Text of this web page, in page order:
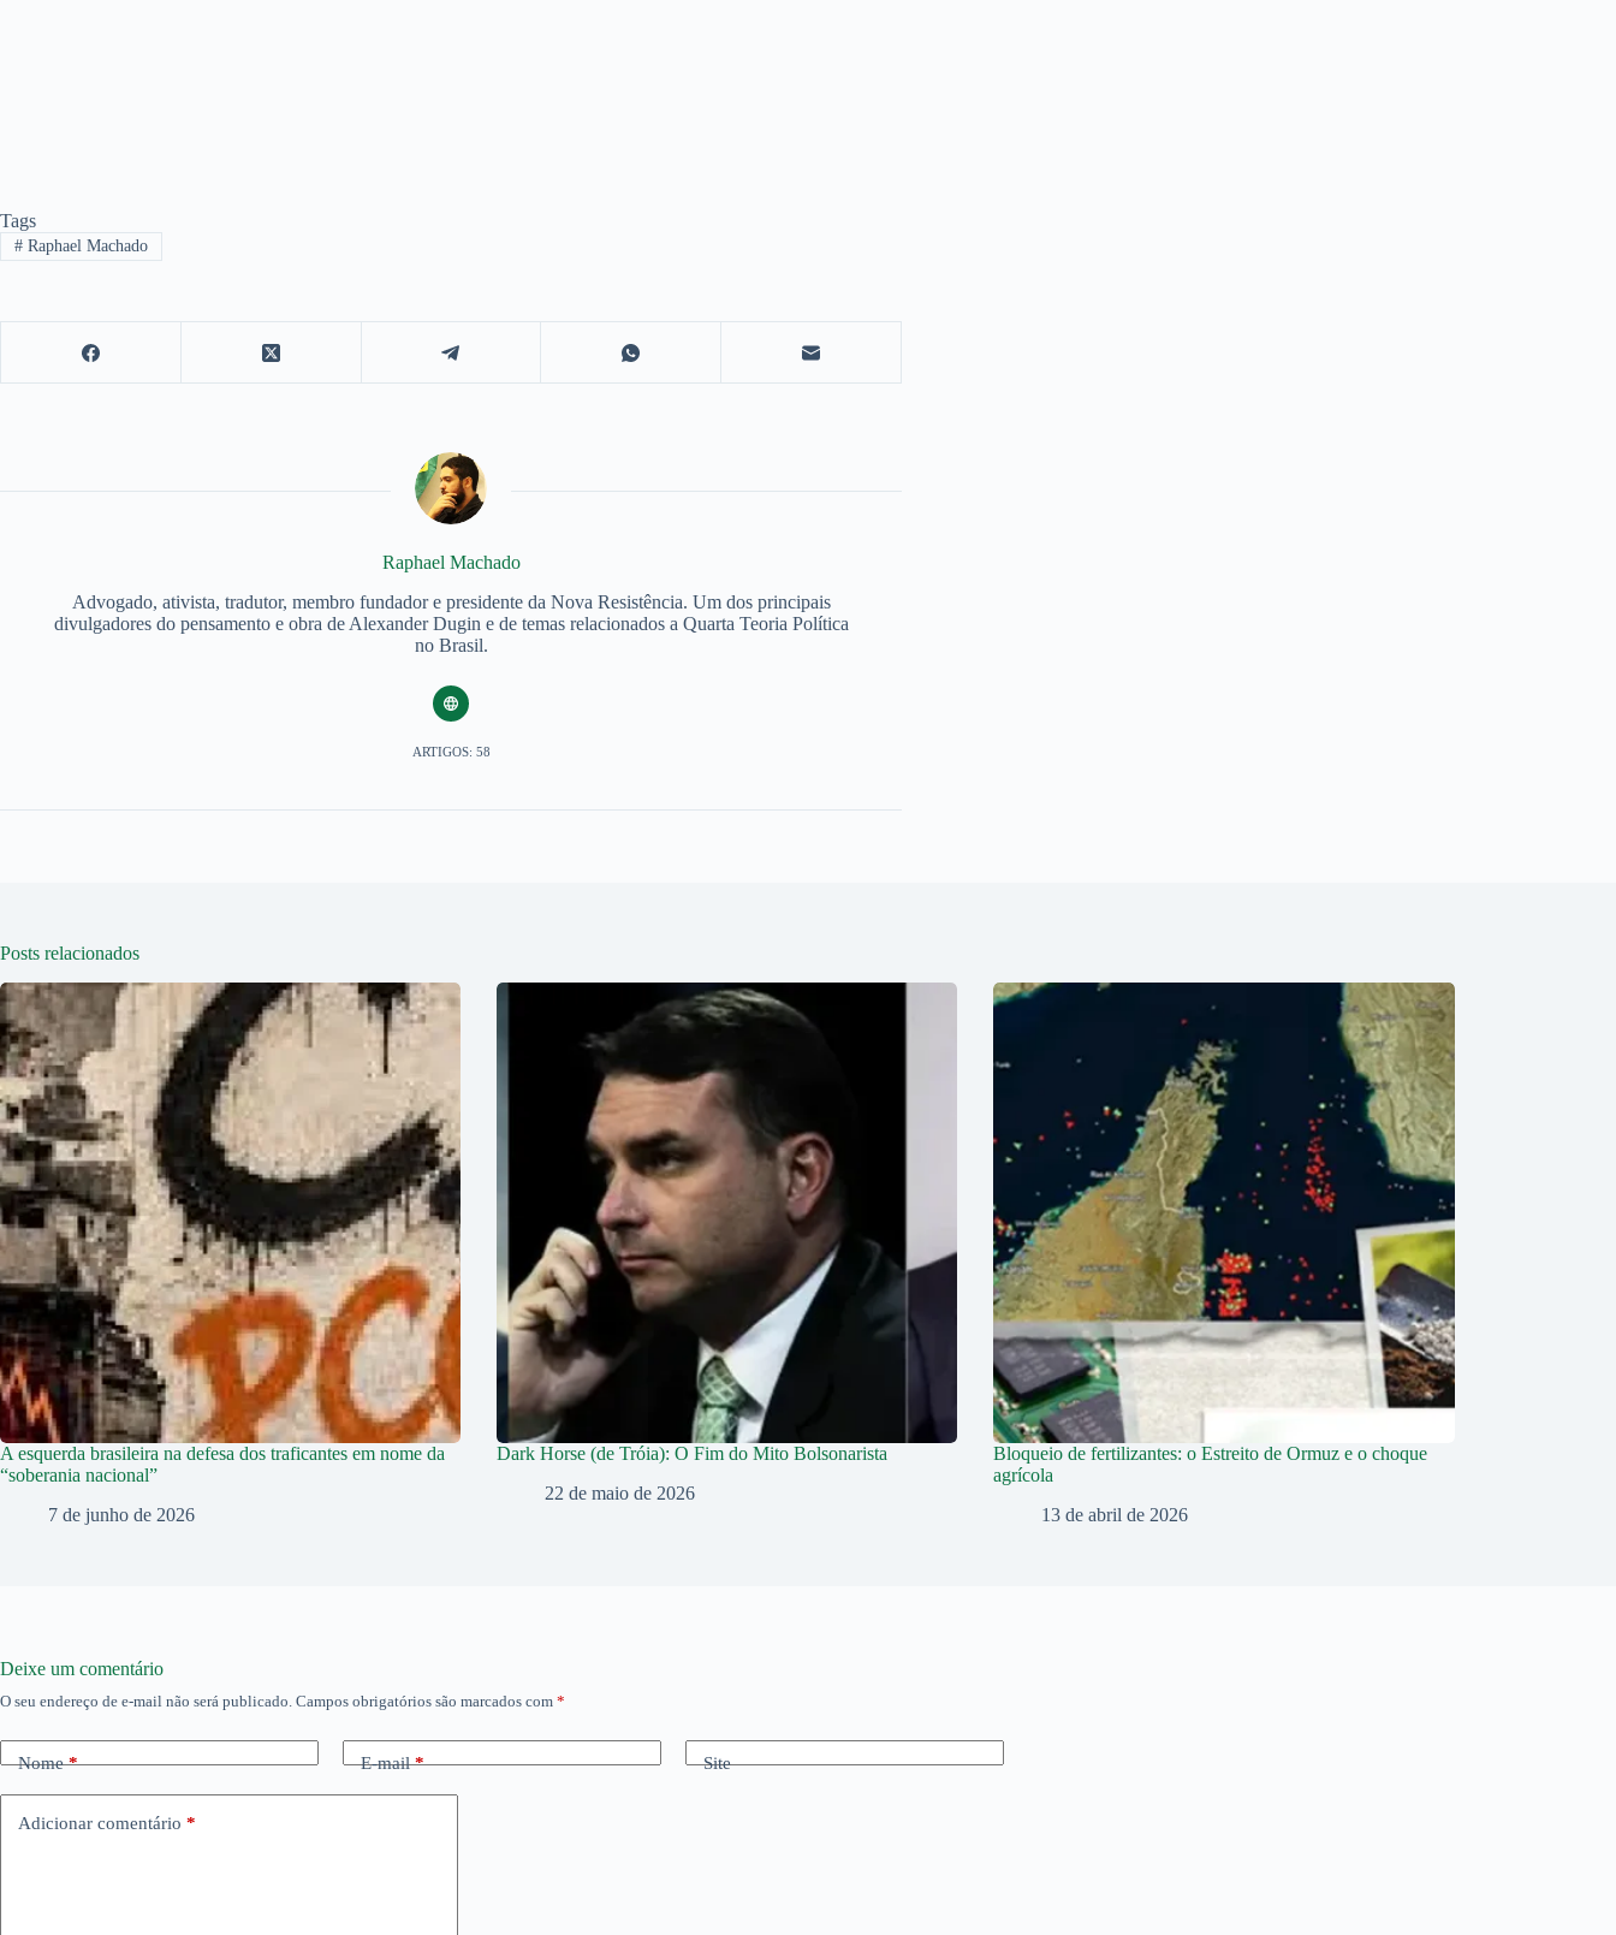
Tags
#Raphael Machado
Raphael Machado
Advogado, ativista, tradutor, membro fundador e presidente da Nova Resistência. Um dos principais
divulgadores do pensamento e obra de Alexander Dugin e de temas relacionados a Quarta Teoria Política
no Brasil.
ARTIGOS: 58
Posts relacionados
A esquerda brasileira na defesa dos traficantes em nome da
“soberania nacional”
7 de junho de 2026
Dark Horse (de Tróia): O Fim do Mito Bolsonarista
22 de maio de 2026
Bloqueio de fertilizantes: o Estreito de Ormuz e o choque
agrícola
13 de abril de 2026
Deixe um comentário
O seu endereço de e-mail não será publicado. Campos obrigatórios são marcados com *
Nome* E-mail* Site
Adicionar comentário *